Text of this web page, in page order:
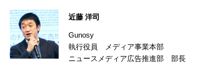
近藤 洋司
Gunosy
執行役員 メディア事業本部
ニュースメディア広告推進部 部長